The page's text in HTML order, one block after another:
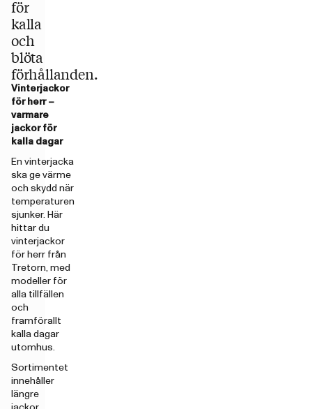
för
kalla
och
blöta
förhållanden.
Vinterjackor
för herr –
varmare
jackor för
kalla dagar
En vinterjacka
ska ge värme
och skydd när
temperaturen
sjunker. Här
hittar du
vinterjackor
för herr från
Tretorn, med
modeller för
alla tillfällen
och
framförallt
kalla dagar
utomhus.
Sortimentet
innehåller
längre